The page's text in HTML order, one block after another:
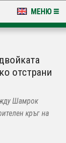
МЕНЮ
отстрани
Шамрок
кръг на